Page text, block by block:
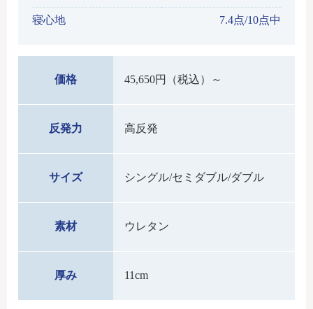
寝心地 7.4点/10点中
価格 45,650円（税込）～
反発力 高反発
サイズ シングル/セミダブル/ダブル
素材 ウレタン
厚み 11cm